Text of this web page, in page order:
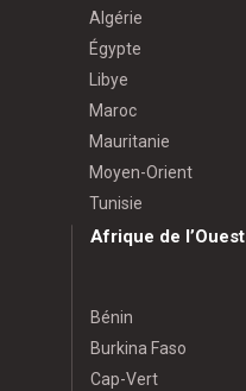
Algérie
Égypte
Libye
Maroc
Mauritanie
Moyen-Orient
Tunisie
Afrique de l’Ouest
Bénin
Burkina Faso
Cap-Vert